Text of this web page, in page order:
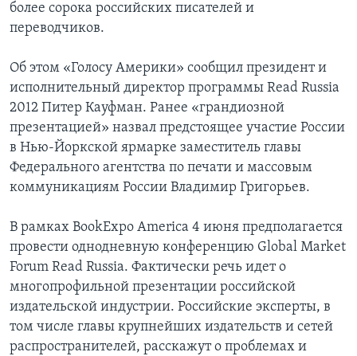
более сорока российских писателей и
переводчиков.
Об этом «Голосу Америки» сообщил президент и
исполнительный директор программы Read Russia
2012 Питер Кауфман. Ранее «грандиозной
презентацией» назвал предстоящее участие России
в Нью-Йоркской ярмарке заместитель главы
Федерального агентства по печати и массовым
коммуникациям России Владимир Григорьев.
В рамках BookExpo America 4 июня предполагается
провести однодневную конференцию Global Market
Forum Read Russia. Фактически речь идет о
многопрофильной презентации российской
издательской индустрии. Российские эксперты, в
том числе главы крупнейших издательств и сетей
распространителей, расскажут о проблемах и